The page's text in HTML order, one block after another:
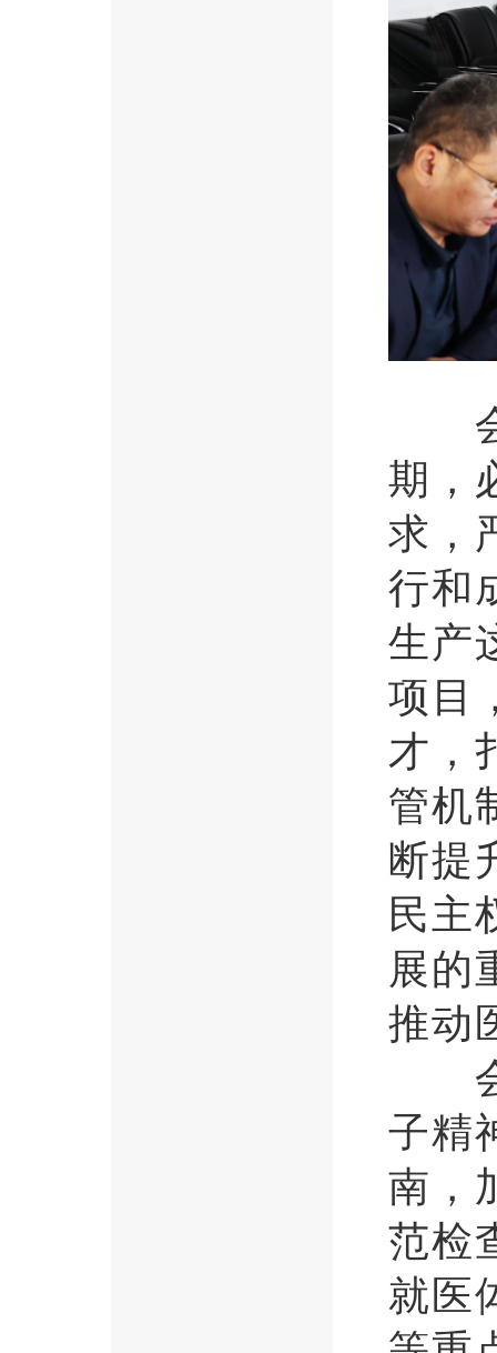
会
期，
求，
行和
生产
项目
才，
管机
断提
民主
展的
推动
会
子精
南，
范检
就医